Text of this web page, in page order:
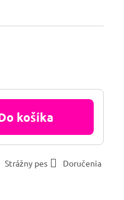
Do košíka
Strážny pes Doručenia